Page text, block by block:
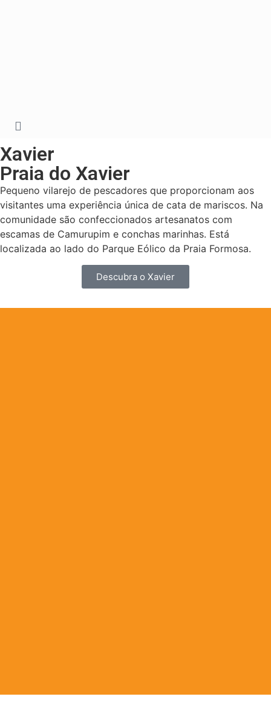
Xavier
Praia do Xavier
Pequeno vilarejo de pescadores que proporcionam aos
visitantes uma experiência única de cata de mariscos. Na
comunidade são confeccionados artesanatos com
escamas de Camurupim e conchas marinhas. Está
localizada ao lado do Parque Eólico da Praia Formosa.
Descubra o Xavier